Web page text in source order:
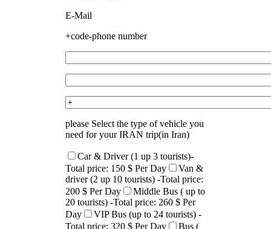
E-Mail
+code-phone number
please Select the type of vehicle you
need for your IRAN trip(in Iran)
Car & Driver (1 up 3 tourists)-
Total price: 150 $ Per Day
Van &
driver (2 up 10 tourists) -Total price:
200 $ Per Day
Middle Bus ( up to
20 tourists) -Total price: 260 $ Per
Day
VIP Bus (up to 24 tourists) -
Total price: 320 $ Per Day
Bus (